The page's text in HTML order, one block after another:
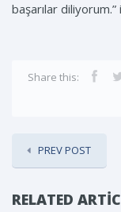
başarılar
Share this:
PREV POST
RELATED